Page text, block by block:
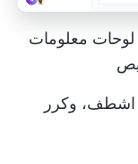
معلومات
اشطف، وكرر